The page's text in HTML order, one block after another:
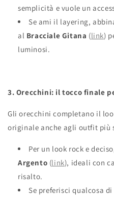
semplicità e vuole un
Se ami il layering,
al Bracciale Gitana (link)
luminosi.
3. Orecchini: il tocco finale
Gli orecchini completano il
originale anche agli outfit più
Per un look rock e
Argento (link), ideali con
risalto.
Se preferisci qualcosa